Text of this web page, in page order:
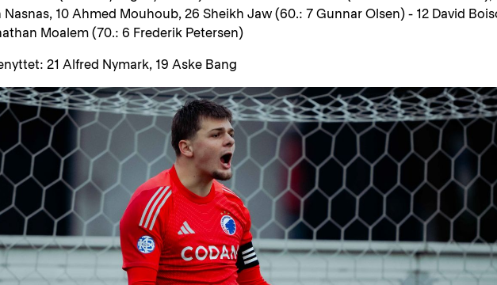
Nasnas, 10 Ahmed Mouhoub, 26 Sheikh Jaw (60.: 7 Gunnar Olsen) - 12 David
Moalem (70.: 6 Frederik Petersen)
21 Alfred Nymark, 19 Aske Bang